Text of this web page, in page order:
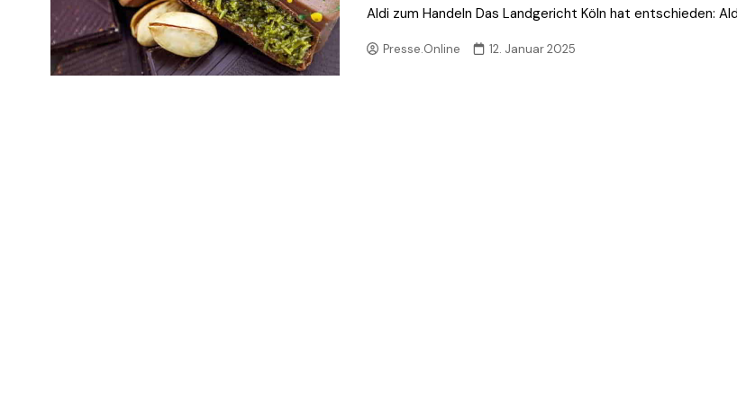
Aldi zum Handeln Das Landgericht Köln hat entschieden:
Presse.Online 12. Januar 2025